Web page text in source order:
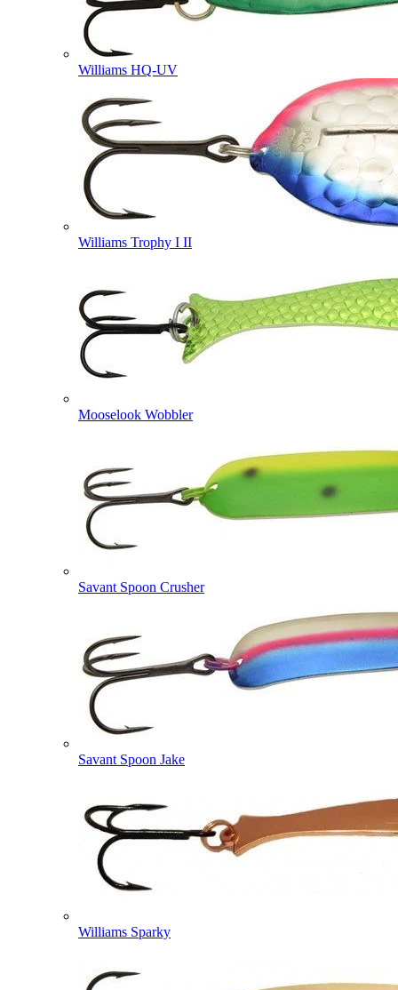
Williams HQ-UV
Williams Trophy I II
Mooselook Wobbler
Savant Spoon Crusher
Savant Spoon Jake
Williams Sparky